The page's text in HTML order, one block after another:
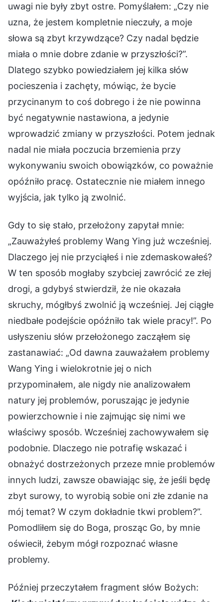
uwagi nie były zbyt ostre. Pomyślałem: „Czy nie
uzna, że jestem kompletnie nieczuły, a moje
słowa są zbyt krzywdzące? Czy nadal będzie
miała o mnie dobre zdanie w przyszłości?”.
Dlatego szybko powiedziałem jej kilka słów
pocieszenia i zachęty, mówiąc, że bycie
przycinanym to coś dobrego i że nie powinna
być negatywnie nastawiona, a jedynie
wprowadzić zmiany w przyszłości. Potem jednak
nadal nie miała poczucia brzemienia przy
wykonywaniu swoich obowiązków, co poważnie
opóźniło pracę. Ostatecznie nie miałem innego
wyjścia, jak tylko ją zwolnić.
Gdy to się stało, przełożony zapytał mnie:
„Zauważyłeś problemy Wang Ying już wcześniej.
Dlaczego jej nie przyciąłeś i nie zdemaskowałeś?
W ten sposób mogłaby szybciej zawrócić ze złej
drogi, a gdybyś stwierdził, że nie okazała
skruchy, mógłbyś zwolnić ją wcześniej. Jej ciągłe
niedbałe podejście opóźniło tak wiele pracy!”. Po
usłyszeniu słów przełożonego zacząłem się
zastanawiać: „Od dawna zauważałem problemy
Wang Ying i wielokrotnie jej o nich
przypominałem, ale nigdy nie analizowałem
natury jej problemów, poruszając je jedynie
powierzchownie i nie zajmując się nimi we
właściwy sposób. Wcześniej zachowywałem się
podobnie. Dlaczego nie potrafię wskazać i
obnażyć dostrzeżonych przeze mnie problemów
innych ludzi, zawsze obawiając się, że jeśli będę
zbyt surowy, to wyrobią sobie oni złe zdanie na
mój temat? W czym dokładnie tkwi problem?”.
Pomodliłem się do Boga, prosząc Go, by mnie
oświecił, żebym mógł rozpoznać własne
problemy.
Później przeczytałem fragment słów Bożych: